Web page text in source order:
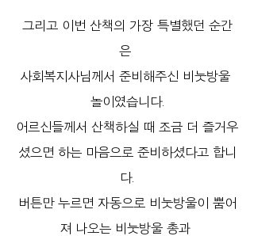
그리고 이번 산책의 가장 특별했던 순간
은
사회복지사님께서 준비해주신 비눗방울
놀이였습니다.
어르신들께서 산책하실 때 조금 더 즐거우
셨으면 하는 마음으로 준비하셨다고 합니
다.
버튼만 누르면 자동으로 비눗방울이 뿜어
져 나오는 비눗방울 총과